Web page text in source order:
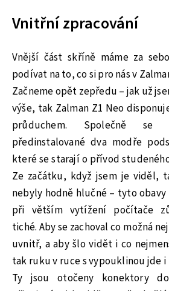
Vnitřní zpracování
Vnější část skříně máme za
podívat na to, co si pro nás v
Začneme opět zepředu – jak už
výše, tak Zalman Z1 Neo
průduchem. Společně se
předinstalované dva modře
které se starají o přívod
Ze začátku, když jsem je viděl,
nebyly hodně hlučné – tyto
při větším vytížení počítače
tiché. Aby se zachoval co možná
uvnitř, a aby šlo vidět i co
tak ruku v ruce s vypouklinou jde
Ty jsou otočeny konektory